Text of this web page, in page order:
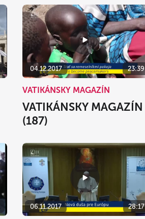
04.12.2017 23:39
VATIKÁNSKY MAGAZÍN
VATIKÁNSKY MAGAZÍN
(187)
06.11.2017 28:17